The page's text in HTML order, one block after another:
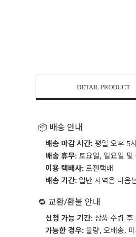
DETAIL PRODUCT
📦 배송 안내
배송 마감 시간: 평일 오후 5
배송 휴무: 토요일, 일요일 및
이용 택배사: 로젠택배
배송 기간: 일반 지역은 다음
🔁 교환/환불 안내
신청 가능 기간: 상품 수령 후
가능한 경우: 불량, 오배송,